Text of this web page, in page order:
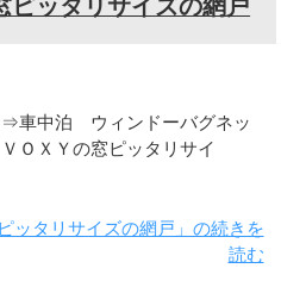
ピッタリサイズの網戸
⇒車中泊 ウィンドーバグネッ
ＯＸＹの窓ピッタリサイ
ッタリサイズの網戸」の続きを
読む